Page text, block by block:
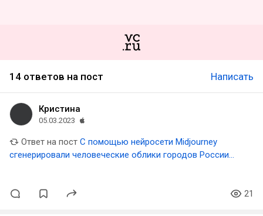
14 ответов на пост Написать
Кристина
05.03.2023
Ответ на пост С помощью нейросети Midjourney
сгенерировали человеческие облики городов России
21